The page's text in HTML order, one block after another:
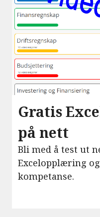
Gratis
på nett
Bli med å test ut
Excelopplæring
kompetanse.